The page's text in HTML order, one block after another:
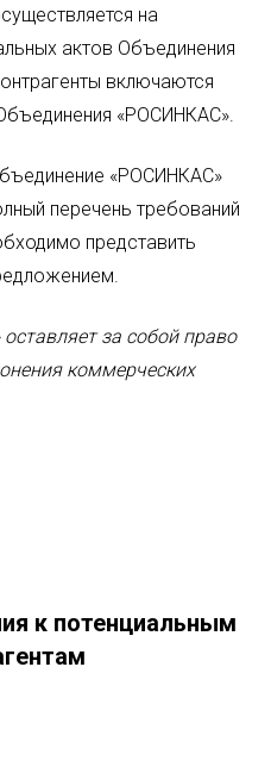
на
актов Объединения
включаются
«РОСИНКАС».
«РОСИНКАС»
перечень требований
представить
за собой право
коммерческих
к потенциальным